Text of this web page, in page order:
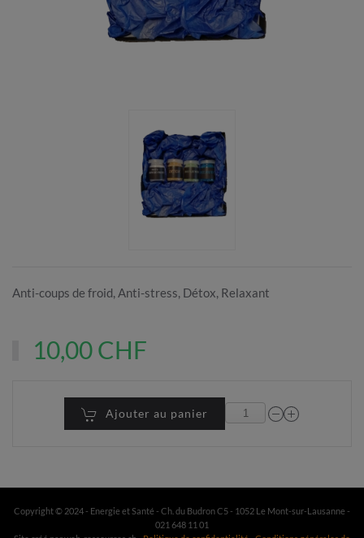
Anti-coups de froid, Anti-stress, Détox, Relaxant
10,00 CHF
Ajouter au panier
Copyright © 2024 - Energie et Santé - Ch. du Budron C5 - 1052 Le Mont-sur-Lausanne -
021 648 11 01